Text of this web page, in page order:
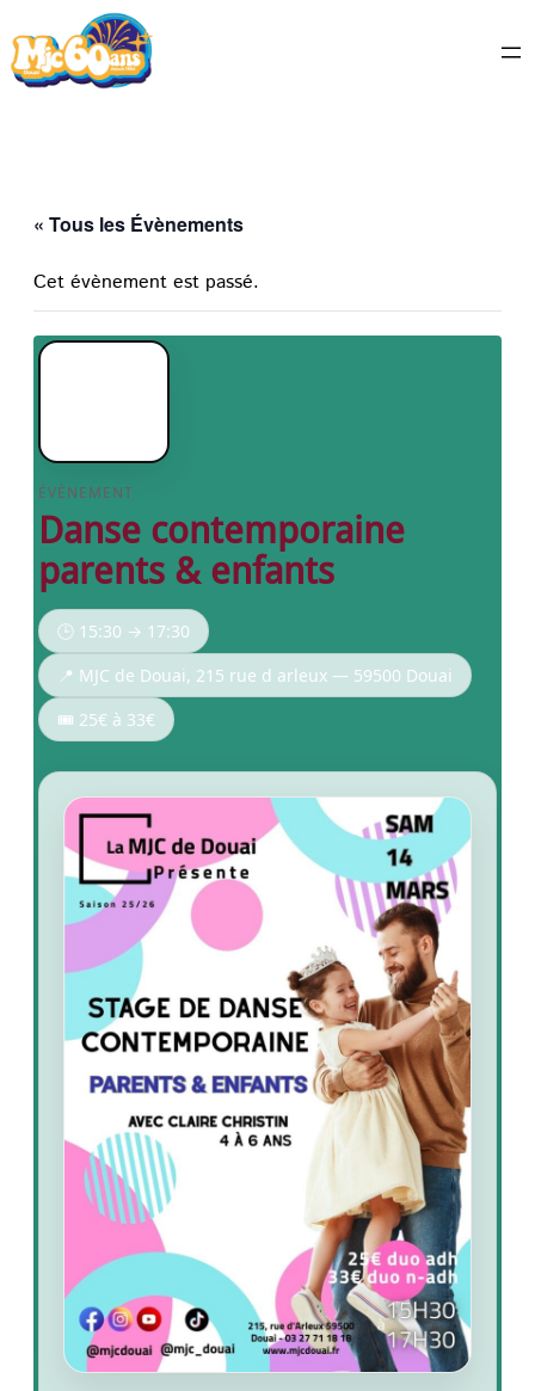
« Tous les Évènements
Cet évènement est passé.
ÉVÈNEMENT
Danse contemporaine
parents & enfants
🕒 15:30 → 17:30
📍 MJC de Douai, 215 rue d arleux — 59500 Douai
🎟️ 25€ à 33€